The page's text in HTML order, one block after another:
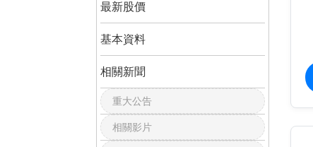
最新股價
基本資料
相關新聞
重大公告
相關影片